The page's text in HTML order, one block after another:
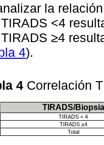
la
<4
≥4
4).
4 Correlación
TIRADS/Biopsia
TIRADS < 4
TIRADS ≥4
Total